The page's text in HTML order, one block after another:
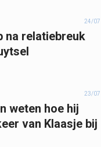
24/07
na relatiebreuk
23/07
weten hoe hij
van Klaasje bij